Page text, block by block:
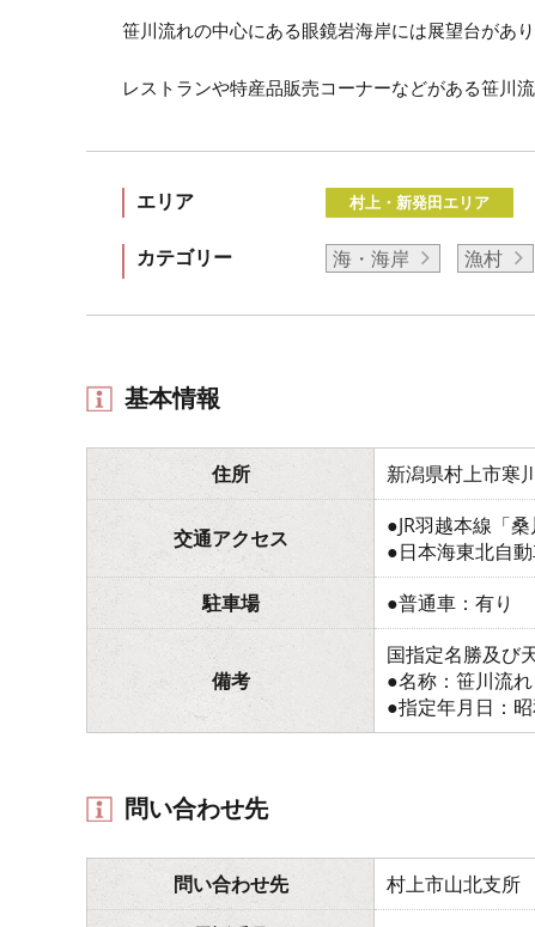
笹川流れの中心にある眼鏡岩海岸には展望台があ
レストランや特産品販売コーナーなどがある笹川
エリア 村上・新発田エリア
カテゴリー 海・海岸 漁村
基本情報
住所 新潟県村上市寒
交通アクセス
●JR羽越本線「
●日本海東北自
駐車場
●普通車：有り
備考
国指定名勝及び
●名称：笹川流れ
●指定年月日：
問い合わせ先
問い合わせ先
村上市山北支所